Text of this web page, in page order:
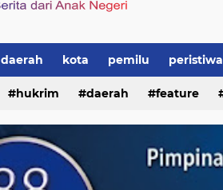
daerah kota pemilu peristiwa
hukrim daerah feature